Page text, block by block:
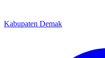
Kabupaten Demak